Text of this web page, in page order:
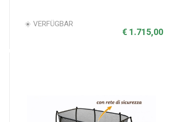
€ 1.715,00
☀️ VERFÜGBAR